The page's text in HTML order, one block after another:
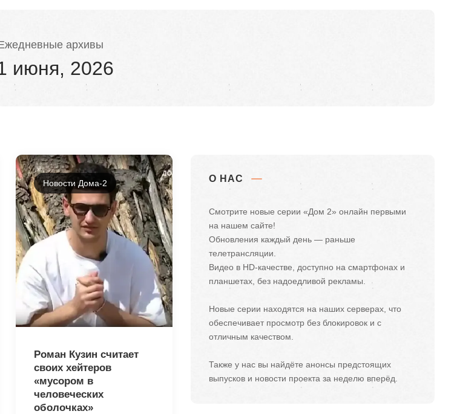
архивы
июня, 2026
Новости Дома-2
Роман Кузин считает
своих хейтеров
«мусором в
человеческих
оболочках»
О НАС
Смотрите новые серии «Дом 2» онлайн первыми
на нашем сайте!
Обновления каждый день — раньше
телетрансляции.
Видео в HD-качестве, доступно на смартфонах и
планшетах, без надоедливой рекламы.
Новые серии находятся на наших серверах, что
обеспечивает просмотр без блокировок и с
отличным качеством.
Также у нас вы найдёте анонсы предстоящих
выпусков и новости проекта за неделю вперёд.